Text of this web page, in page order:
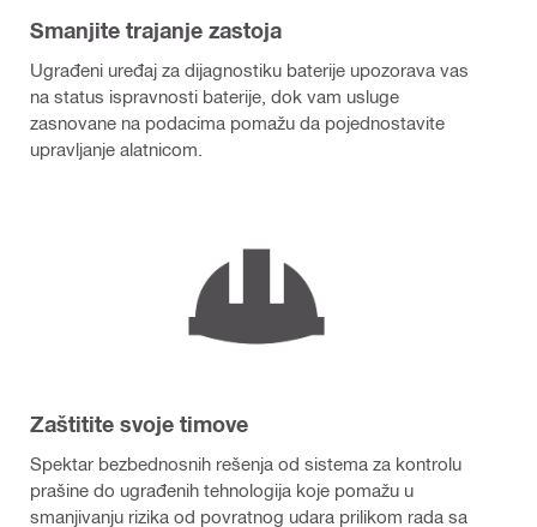
Smanjite trajanje zastoja
Ugrađeni uređaj za dijagnostiku baterije upozorava vas
na status ispravnosti baterije, dok vam usluge
zasnovane na podacima pomažu da pojednostavite
upravljanje alatnicom.
Zaštitite svoje timove
Spektar bezbednosnih rešenja od sistema za kontrolu
prašine do ugrađenih tehnologija koje pomažu u
smanjivanju rizika od povratnog udara prilikom rada sa